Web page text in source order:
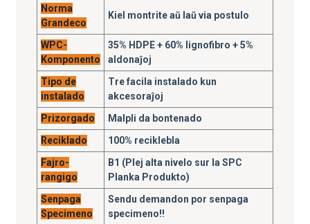
Norma
Grandeco
Kiel montrite aŭ laŭ via postulo
WPC-
Komponento
35% HDPE + 60% lignofibro + 5%
aldonaĵoj
Tipo de
instalado
Tre facila instalado kun
akcesoraĵoj
Prizorgado
Malpli da bontenado
Reciklado
100% reciklebla
Fajro-
rangigo
B1 (Plej alta nivelo sur la SPC
Planka Produkto)
Senpaga
Specimeno
Sendu demandon por senpaga
specimeno!!